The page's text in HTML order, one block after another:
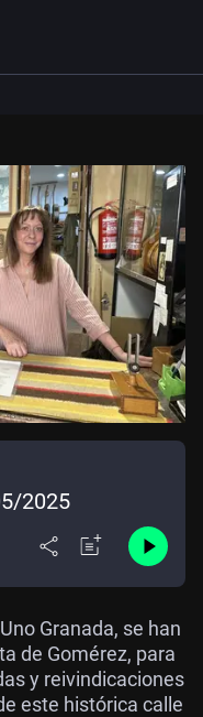
2025
Granada, se han
de Gomérez, para
y reivindicaciones
este histórica calle